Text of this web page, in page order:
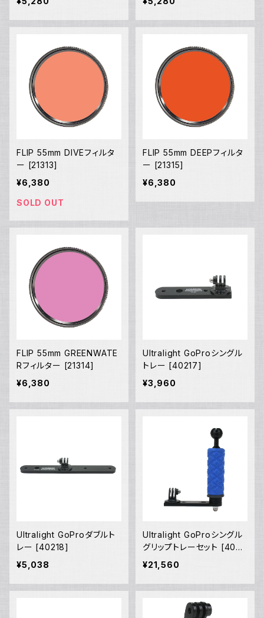
FLIP 55mm DIVEフィルタ
ー [21313]
¥6,380
SOLD OUT
FLIP 55mm DEEPフィルタ
ー [21315]
¥6,380
FLIP 55mm GREENWATE
Rフィルター [21314]
¥6,380
Ultralight GoProシングル
トレー [40217]
¥3,960
Ultralight GoProダブルト
レー [40218]
¥5,038
Ultralight GoProシングル
グリップトレーセット [4022
0]
¥21,560